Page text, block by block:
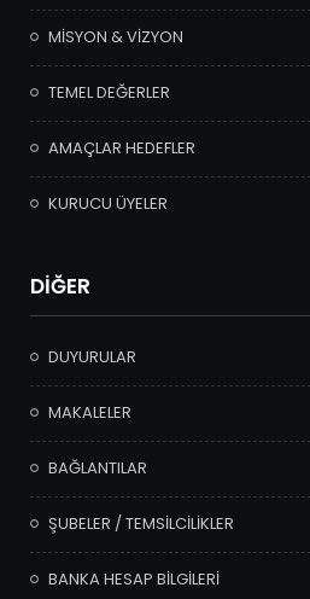
MİSYON & VİZYON
TEMEL DEĞERLER
AMAÇLAR HEDEFLER
KURUCU ÜYELER
DİĞER
DUYURULAR
MAKALELER
BAĞLANTILAR
ŞUBELER / TEMSİLCİLİKLER
BANKA HESAP BİLGİLERİ